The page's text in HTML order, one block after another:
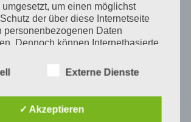
um einen möglichst
der über diese Internetseite
personenbezogenen Daten
Dennoch können Internetbasierte
aufweisen, sodass ein absoluter
gewährleistet werden kann. Aus
Daten auch auf
beispielsweise telefonisch, an
Externe Dienste
✓ Akzeptieren